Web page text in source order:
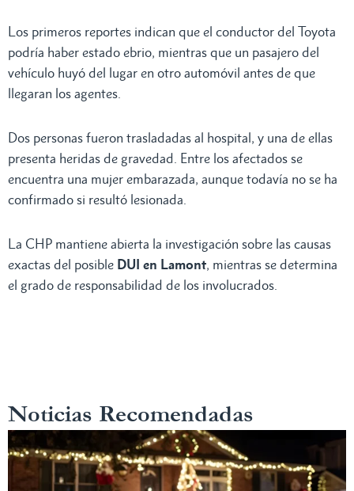
Los primeros reportes indican que el conductor del Toyota
podría haber estado ebrio, mientras que un pasajero del
vehículo huyó del lugar en otro automóvil antes de que
llegaran los agentes.
Dos personas fueron trasladadas al hospital, y una de ellas
presenta heridas de gravedad. Entre los afectados se
encuentra una mujer embarazada, aunque todavía no se ha
confirmado si resultó lesionada.
La CHP mantiene abierta la investigación sobre las causas
exactas del posible DUI en Lamont, mientras se determina
el grado de responsabilidad de los involucrados.
Noticias Recomendadas